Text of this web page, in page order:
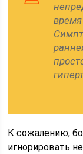
К сожалению,
игнорировать